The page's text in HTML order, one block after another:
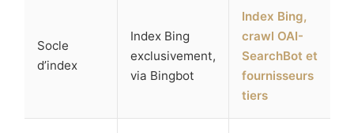
Socle
d’index
Index Bing
exclusivement,
via Bingbot
Index Bing,
crawl OAI-
SearchBot et
fournisseurs
tiers